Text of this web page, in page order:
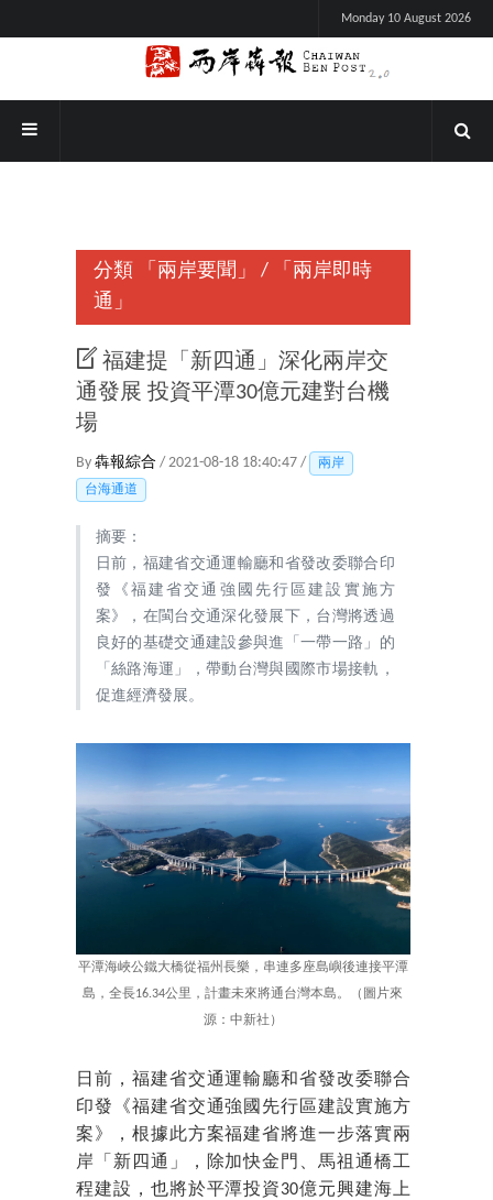
Monday 10 August 2026
分類 「兩岸要聞」 /
「兩岸即時
通」
福建提「新四通」深化兩岸交
通發展 投資平潭30億元建對台機
場
By 犇報綜合 / 2021-08-18 18:40:47 /
兩岸
台海通道
摘要：
日前，福建省交通運輸廳和省發改委聯合印
發《福建省交通強國先行區建設實施方
案》，在閩台交通深化發展下，台灣將透過
良好的基礎交通建設參與進「一帶一路」的
「絲路海運」，帶動台灣與國際市場接軌，
促進經濟發展。
平潭海峽公鐵大橋從福州長樂，串連多座島嶼後連接平潭
島，全長16.34公里，計畫未來將通台灣本島。（圖片來
源：中新社）
日前，福建省交通運輸廳和省發改委聯合
印發《福建省交通強國先行區建設實施方
案》，根據此方案福建省將進一步落實兩
岸「新四通」，除加快金門、馬祖通橋工
程建設，也將於平潭投資30億元興建海上